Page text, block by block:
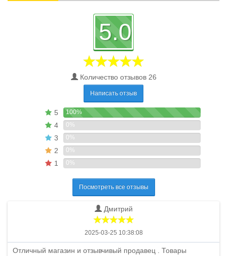
5.0
Количество отзывов 26
Написать отзыв
5 100%
4 0%
3 0%
2 0%
1 0%
Посмотреть все отзывы
Дмитрий
2025-03-25 10:38:08
Отличный магазин и отзывчивый продавец . Товары